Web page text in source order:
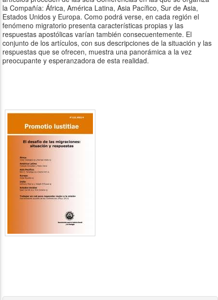
la Compañía: África, América Latina, Asia Pacífico, Sur de Asia,
Estados Unidos y Europa. Como podrá verse, en cada región el
fenómeno migratorio presenta características propias y las
respuestas apostólicas varían también consecuentemente. El
conjunto de los artículos, con sus descripciones de la situación y las
respuestas que se ofrecen, muestra una panorámica a la vez
preocupante y esperanzadora de esta realidad.